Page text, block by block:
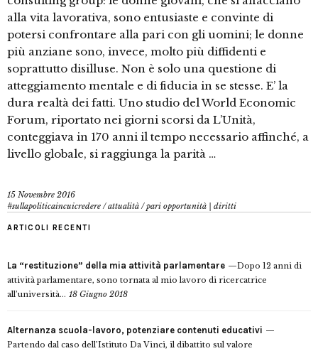
alla vita lavorativa, sono entusiaste e convinte di
potersi confrontare alla pari con gli uomini; le donne
più anziane sono, invece, molto più diffidenti e
soprattutto disilluse. Non è solo una questione di
atteggiamento mentale e di fiducia in se stesse. E’ la
dura realtà dei fatti. Uno studio del World Economic
Forum, riportato nei giorni scorsi da L’Unità,
conteggiava in 170 anni il tempo necessario affinché, a
livello globale, si raggiunga la parità …
15 Novembre 2016
#sullapoliticaincuicredere /attualità /pari opportunità | diritti
ARTICOLI RECENTI
La “restituzione” della mia attività parlamentare
Dopo 12 anni di
attività parlamentare, sono tornata al mio lavoro di ricercatrice
all’università... 18 Giugno 2018
Alternanza scuola-lavoro, potenziare contenuti educativi
Partendo dal caso dell’Istituto Da Vinci, il dibattito sul valore